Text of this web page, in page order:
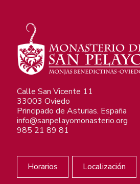
Calle San Vicente 11
33003 Oviedo
Principado de Asturias. España
info@sanpelayomonasterio.org
985 21 89 81
Horarios Localización